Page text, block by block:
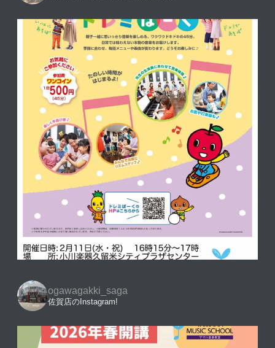
ogawagakki_saga
佐賀店のInstagram!